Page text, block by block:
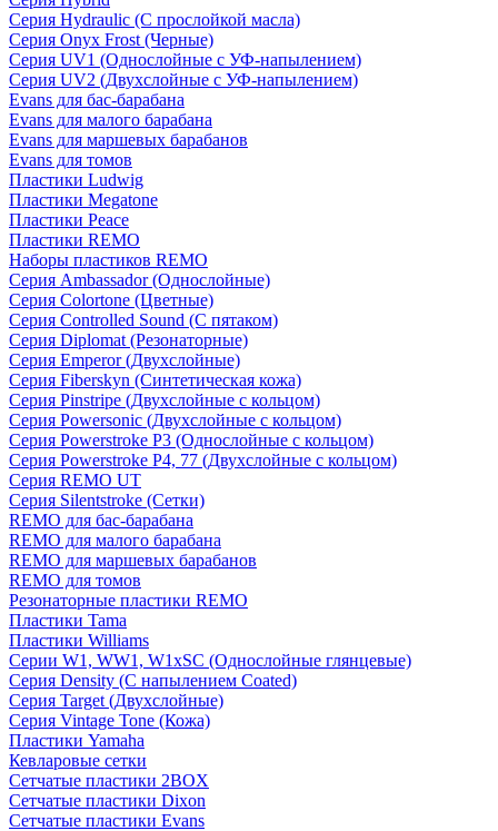
Серия Hydraulic (С прослойкой масла)
Серия Onyx Frost (Черные)
Серия UV1 (Однослойные с УФ-напылением)
Серия UV2 (Двухслойные с УФ-напылением)
Evans для бас-барабана
Evans для малого барабана
Evans для маршевых барабанов
Evans для томов
Пластики Ludwig
Пластики Megatone
Пластики Peace
Пластики REMO
Наборы пластиков REMO
Серия Ambassador (Однослойные)
Серия Colortone (Цветные)
Серия Controlled Sound (С пятаком)
Серия Diplomat (Резонаторные)
Серия Emperor (Двухслойные)
Серия Fiberskyn (Синтетическая кожа)
Серия Pinstripe (Двухслойные с кольцом)
Серия Powersonic (Двухслойные с кольцом)
Серия Powerstroke P3 (Однослойные с кольцом)
Серия Powerstroke P4, 77 (Двухслойные с кольцом)
Серия REMO UT
Серия Silentstroke (Сетки)
REMO для бас-барабана
REMO для малого барабана
REMO для маршевых барабанов
REMO для томов
Резонаторные пластики REMO
Пластики Tama
Пластики Williams
Серии W1, WW1, W1xSC (Однослойные глянцевые)
Серия Density (C напылением Coated)
Серия Target (Двухслойные)
Серия Vintage Tone (Кожа)
Пластики Yamaha
Кевларовые сетки
Сетчатые пластики 2BOX
Сетчатые пластики Dixon
Сетчатые пластики Evans